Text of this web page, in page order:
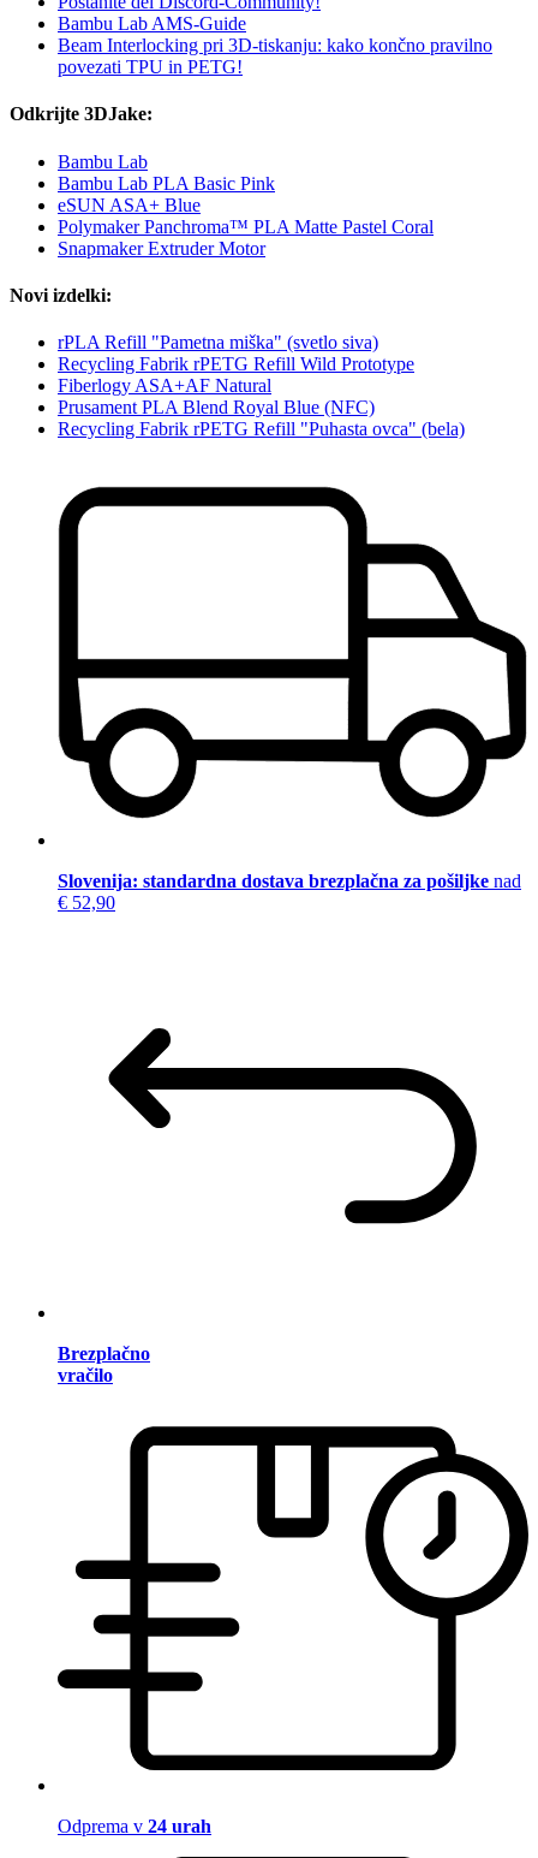
Bambu Lab AMS-Guide
Beam Interlocking pri 3D-tiskanju: kako končno pravilno
povezati TPU in PETG!
Odkrijte 3DJake:
Bambu Lab
Bambu Lab PLA Basic Pink
eSUN ASA+ Blue
Polymaker Panchroma™ PLA Matte Pastel Coral
Snapmaker Extruder Motor
Novi izdelki:
rPLA Refill "Pametna miška" (svetlo siva)
Recycling Fabrik rPETG Refill Wild Prototype
Fiberlogy ASA+AF Natural
Prusament PLA Blend Royal Blue (NFC)
Recycling Fabrik rPETG Refill "Puhasta ovca" (bela)
Slovenija: standardna dostava brezplačna za pošiljke nad
€ 52,90
Brezplačno
vračilo
Odprema v 24 urah